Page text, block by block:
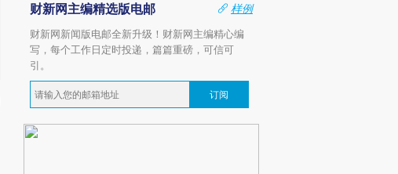
财新网主编精选版电邮
样例
财新网新闻版电邮全新升级！财新网主编精心编
写，每个工作日定时投递，篇篇重磅，可信可
引。
订阅